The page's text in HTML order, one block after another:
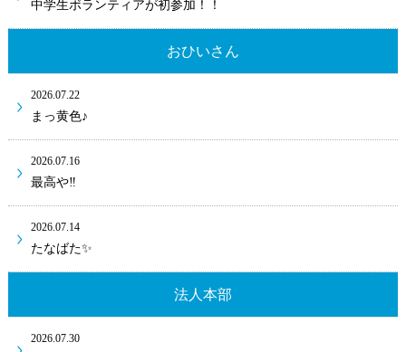
中学生ボランティアが初参加！！
おひいさん
2026.07.22
まっ黄色♪
2026.07.16
最高や‼
2026.07.14
たなばた✨
法人本部
2026.07.30